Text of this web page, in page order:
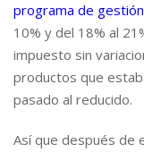
programa de gestión
10% y del 18% al
impuesto sin
productos que
pasado al reducido.
Así que después de